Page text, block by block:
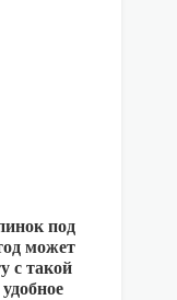
под
может
с такой